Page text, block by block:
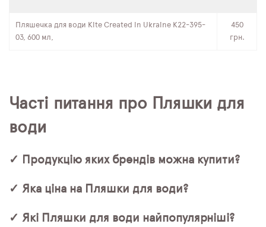
Пляшечка для води Kite Created in Ukraine K22-395-
03, 600 мл,
450
грн.
Часті питання про Пляшки для
води
✓ Продукцію яких брендів можна купити?
✓ Яка ціна на Пляшки для води?
✓ Які Пляшки для води найпопулярніші?